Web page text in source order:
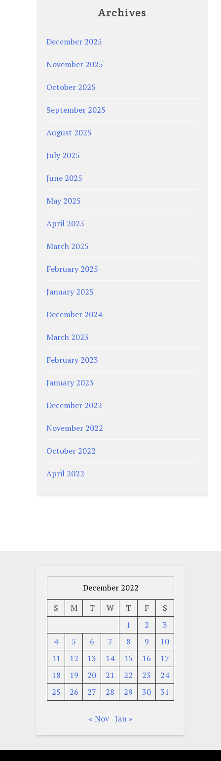
Archives
December 2025
November 2025
October 2025
September 2025
August 2025
July 2025
June 2025
May 2025
April 2025
March 2025
February 2025
January 2025
December 2024
March 2023
February 2023
January 2023
December 2022
November 2022
October 2022
April 2022
December 2022
S
M T W T F
S
1
2
3
4
5 6 7 8 9
10
11
12 13 14 15 16
17
18
19 20 21 22 23
24
25
26 27 28 29 30 31
« Nov Jan »